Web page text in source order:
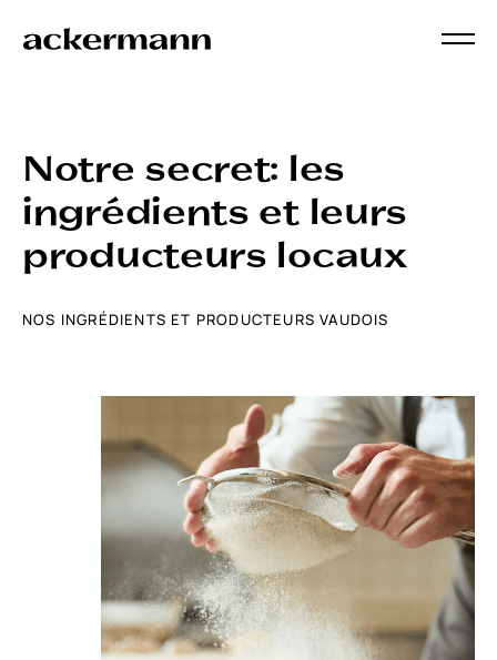
Notre secret: les
ingrédients et leurs
producteurs locaux
NOS INGRÉDIENTS ET PRODUCTEURS VAUDOIS